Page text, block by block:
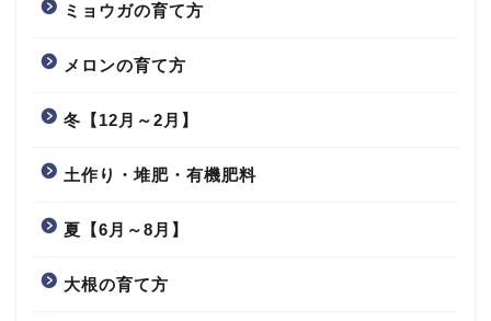
ミョウガの育て方
メロンの育て方
冬【12月～2月】
土作り・堆肥・有機肥料
夏【6月～8月】
大根の育て方